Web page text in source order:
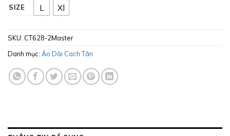
SIZE L Xl
SKU: CT628-2Master
Danh mục: Áo Dài Cach Tân